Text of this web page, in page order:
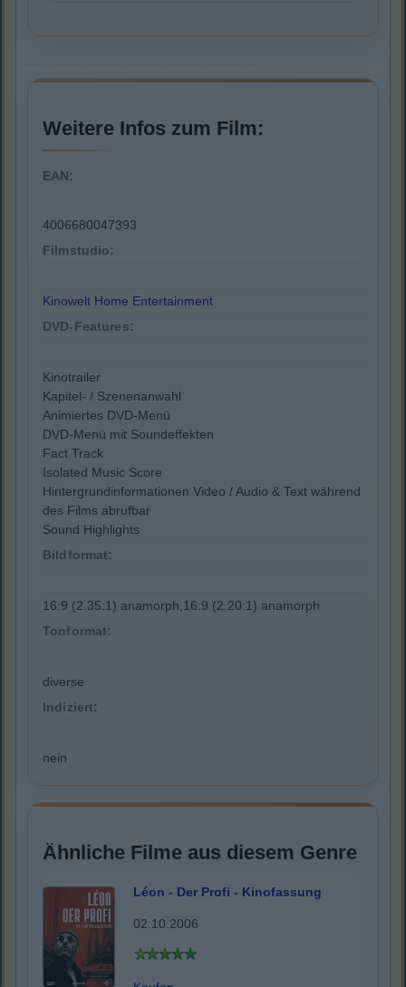
Weitere Infos zum Film:
EAN:
4006680047393
Filmstudio:
Kinowelt Home Entertainment
DVD-Features:
Kinotrailer
Kapitel- / Szenenanwahl
Animiertes DVD-Menü
DVD-Menü mit Soundeffekten
Fact Track
Isolated Music Score
Hintergrundinformationen Video / Audio & Text während
des Films abrufbar
Sound Highlights
Bildformat:
16:9 (2.35:1) anamorph,16:9 (2.20:1) anamorph
Tonformat:
diverse
Indiziert:
nein
Ähnliche Filme aus diesem Genre
Léon - Der Profi - Kinofassung
02.10.2006